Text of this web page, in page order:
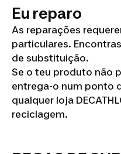
Eu reparo
As reparações
particulares.
de substituição.
Se o teu produto não
entrega-o num ponto
qualquer loja
reciclagem.